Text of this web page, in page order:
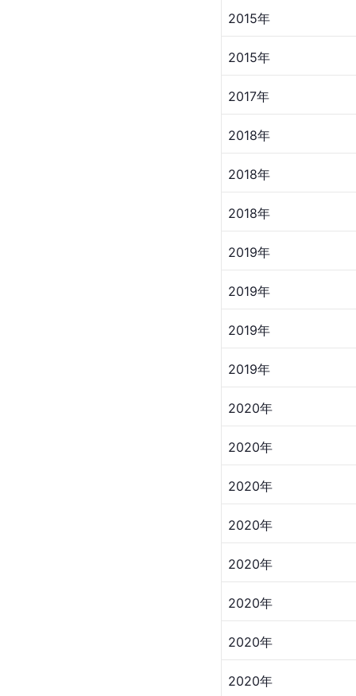
2015年
2015年
2017年
2018年
2018年
2018年
2019年
2019年
2019年
2019年
2020年
2020年
2020年
2020年
2020年
2020年
2020年
2020年